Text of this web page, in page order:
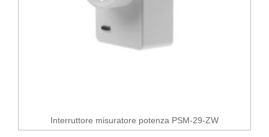
Interruttore misuratore potenza PSM-29-ZW